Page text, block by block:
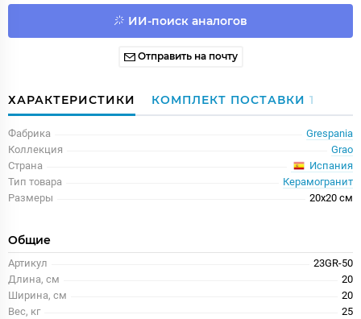
ИИ-поиск аналогов
Отправить на почту
ХАРАКТЕРИСТИКИ КОМПЛЕКТ ПОСТАВКИ 1
Фабрика
Grespania
Коллекция
Grao
Страна
Испания
Тип товара
Керамогранит
Размеры
20x20 см
Общие
Артикул
23GR-50
Длина, см
20
Ширина, см
20
Вес, кг
25